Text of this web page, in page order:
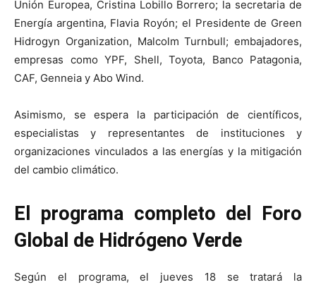
Unión Europea, Cristina Lobillo Borrero; la secretaria de
Energía argentina, Flavia Royón; el Presidente de Green
Hidrogyn Organization, Malcolm Turnbull; embajadores,
empresas como YPF, Shell, Toyota, Banco Patagonia,
CAF, Genneia y Abo Wind.
Asimismo, se espera la participación de científicos,
especialistas y representantes de instituciones y
organizaciones vinculados a las energías y la mitigación
del cambio climático.
El programa completo del Foro
Global de Hidrógeno Verde
Según el programa, el jueves 18 se tratará la